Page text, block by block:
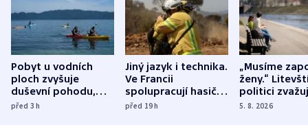
Pobyt u vodních
ploch zvyšuje
duševní pohodu,
ukázala
před 3h
Jiný jazyk i technika.
Ve Francii
spolupracují hasiči z
různých zemí
před 19h
„Musíme
ženy.“
politici
dohodu o
5. 8. 2026